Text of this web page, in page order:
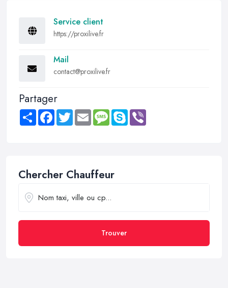
Service client
https://proxilive.fr
Mail
contact@proxilive.fr
Partager
Share FacebookTwitter Email MessageSkype
Chercher Chauffeur
Trouver